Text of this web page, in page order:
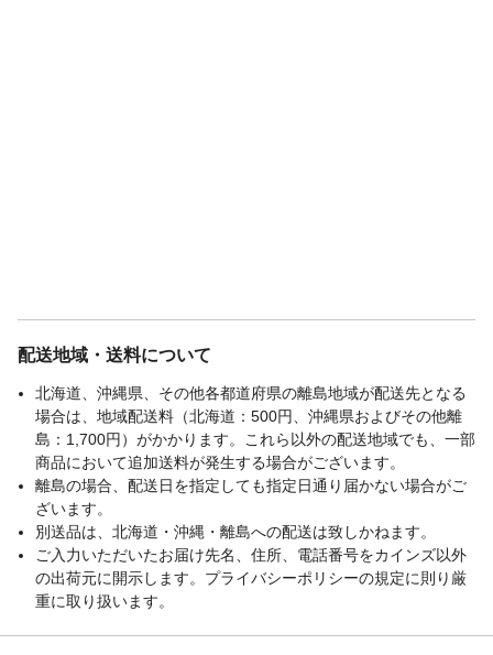
配送地域・送料について
北海道、沖縄県、その他各都道府県の離島地域が配送先となる
場合は、地域配送料（北海道：500円、沖縄県およびその他離
島：1,700円）がかかります。これら以外の配送地域でも、一部
商品において追加送料が発生する場合がございます。
離島の場合、配送日を指定しても指定日通り届かない場合がご
ざいます。
別送品は、北海道・沖縄・離島への配送は致しかねます。
ご入力いただいたお届け先名、住所、電話番号をカインズ以外
の出荷元に開示します。プライバシーポリシーの規定に則り厳
重に取り扱います。